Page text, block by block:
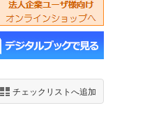
チェックリストへ追加